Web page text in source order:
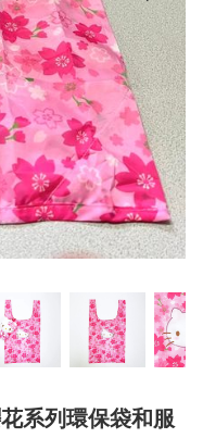
系列環保袋和服